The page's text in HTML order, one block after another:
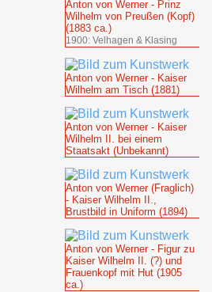
Anton von Werner - Prinz
Wilhelm von Preußen (Kopf)
(1883 ca.)
1900: Velhagen & Klasing
Anton von Werner - Kaiser
Wilhelm am Tisch (1881)
Anton von Werner - Kaiser
Wilhelm II. bei einem
Staatsakt (Unbekannt)
Anton von Werner (Fraglich)
- Kaiser Wilhelm II.,
Brustbild in Uniform (1894)
Anton von Werner - Figur zu
Kaiser Wilhelm II. (?) und
Frauenkopf mit Hut (1905
ca.)